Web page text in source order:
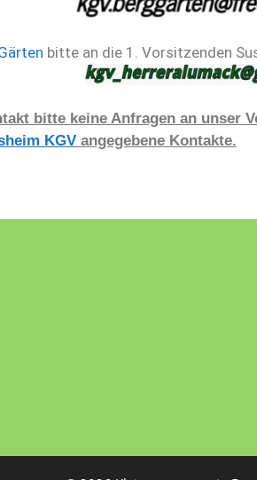
bitte an die 1. Vorsitzenden
bitte keine Anfragen an unser
KGV angegebene Kontakte.